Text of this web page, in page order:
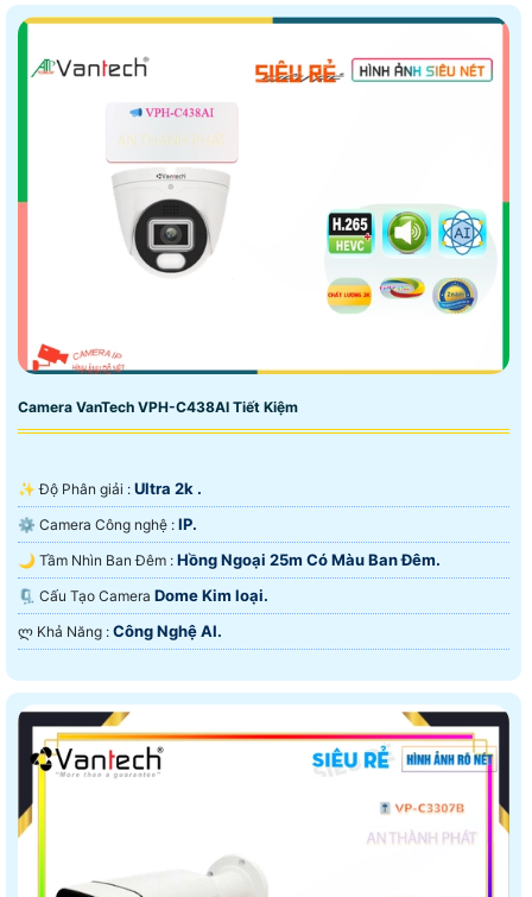
Camera VanTech VPH-C438AI Tiết Kiệm
✨ Độ Phân giải : Ultra 2k .
⚙ Camera Công nghệ : IP.
🌙 Tầm Nhìn Ban Đêm : Hồng Ngoại 25m Có Màu Ban Ðêm.
🗜️ Cấu Tạo Camera Dome Kim loại.
️ლ Khả Năng : Công Nghệ AI.